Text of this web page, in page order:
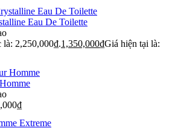
Eau De Toilette
là: 2,250,000₫.1,350,000₫Giá hiện tại là:
₫